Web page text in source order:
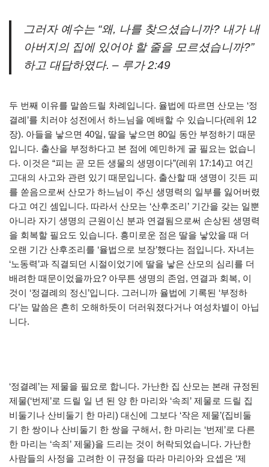
그러자 예수는 “왜, 나를 찾으셨습니까? 내가 내
아버지의 집에 있어야 할 줄을 모르셨습니까?”
하고 대답하였다. – 루가 2:49
두 번째 이유를 말씀드릴 차례입니다. 율법에 따르면 산모는 ‘정
결례’를 치러야 성전에서 하느님을 예배할 수 있습니다(레위 12
장). 아들을 낳으면 40일, 딸을 낳으면 80일 동안 부정하기 때문
입니다. 출산을 부정하다고 본 점에 예민하게 굴 필요는 없습니
다. 이것은 “피는 곧 모든 생물의 생명이다”(레위 17:14)고 여긴
고대의 사고와 관련 있기 때문입니다. 출산할 때 생명이 깃든 피
를 쏟음으로써 산모가 하느님이 주신 생명력의 일부를 잃어버렸
다고 여긴 셈입니다. 따라서 산모는 ‘산후조리’ 기간을 갖는 일뿐
아니라 자기 생명의 근원이신 분과 연결됨으로써 손상된 생명력
을 회복할 필요도 있습니다. 흥미로운 점은 딸을 낳았을 때 더
오랜 기간 산후조리를 ‘율법으로 보장’했다는 점입니다. 자녀는
‘노동력’과 직결되던 시절이었기에 딸을 낳은 산모의 심리를 더
배려한 때문이었을까요? 아무튼 생명의 존엄, 연결과 회복, 이
것이 ‘정결례의 정신’입니다. 그러니까 율법에 기록된 ‘부정하
다’는 말씀은 흔히 오해하듯이 더러워졌다거나 여성차별이 아닙
니다.
‘정결례’는 제물을 필요로 합니다. 가난한 집 산모는 본래 규정된
제물(‘번제’로 드릴 일 년 된 양 한 마리와 ‘속죄’ 제물로 드릴 집
비둘기나 산비둘기 한 마리) 대신에 그보다 ‘작은 제물’(집비둘
기 한 쌍이나 산비둘기 한 쌍을 구해서, 한 마리는 ‘번제’로 다른
한 마리는 ‘속죄’ 제물)을 드리는 것이 허락되었습니다. 가난한
사람들의 사정을 고려한 이 규정을 따라 마리아와 요셉은 ‘제